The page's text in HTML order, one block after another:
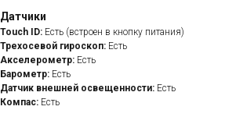
Датчики
Touch ID: Есть (встроен в кнопку питания)
Трехосевой гироскоп: Есть
Акселерометр: Есть
Барометр: Есть
Датчик внешней освещенности: Есть
Компас: Есть